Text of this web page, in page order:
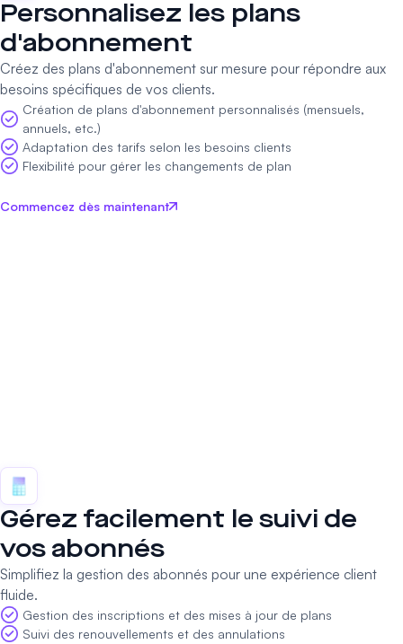
Personnalisez les plans
d'abonnement
Créez des plans d'abonnement sur mesure pour répondre aux
besoins spécifiques de vos clients.
Création de plans d'abonnement personnalisés (mensuels,
annuels, etc.)
Adaptation des tarifs selon les besoins clients
Flexibilité pour gérer les changements de plan
Commencez dès maintenant
Gérez facilement le suivi de
vos abonnés
Simplifiez la gestion des abonnés pour une expérience client
fluide.
Gestion des inscriptions et des mises à jour de plans
Suivi des renouvellements et des annulations